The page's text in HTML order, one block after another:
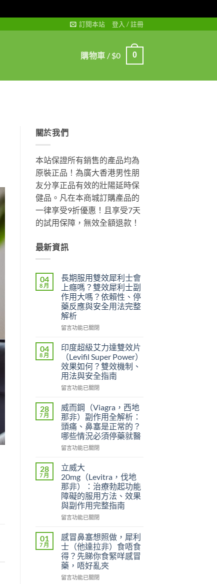
訂閱本站 登入 / 註冊
購物車 /$0 0
關於我們
本站保證所有銷售的產品均為
原裝正品！為廣大香港男性朋
友分享正品有效的壯陽延時保
健品。凡在本商城訂購產品的
一律享受9折優惠！且享受7天
的試用保障，無效全額退款！
最新資訊
04
8 月
長期服用雙效犀利士會
上癮嗎？雙效犀利士副
作用大嗎？依賴性、停
藥反應與安全用法完整
解析
在
期
服
用
雙
效
犀
士
會
上
癮
嗎？
雙
犀
利
士
副
作
用
大
賴
性、
停
藥
反
留言功能已關閉
04
8 月
印度超級艾力達雙效片
（Levifil Super Power）
效果如何？雙效機制、
用法與安全指南
在
度
超
級
艾
力
達
效
片
（Levifil
Super
Power）
效
果
何？
雙
效
機
制、
用
留言功能已關閉
28
7 月
威而鋼（Viagra，西地
那非）副作用全解析：
頭痛、鼻塞是正常的？
哪些情況必須停藥就醫
在
而
鋼
（Viagra，
西
地
那
非）
用
全
解
析：
頭
留言功能已關閉
28
7 月
立威大
20mg（Levitra，伐地
那非）：治療勃起功能
障礙的服用方法、效果
與副作用完整指南
在
威
大
20mg（Levitra，
伐
地
那
留言功能已關閉
01
7 月
感冒鼻塞想照做，犀利
士（他達拉非）食唔食
得？先睇你食緊咩感冒
藥，唔好亂夾
在
留言功能已關閉